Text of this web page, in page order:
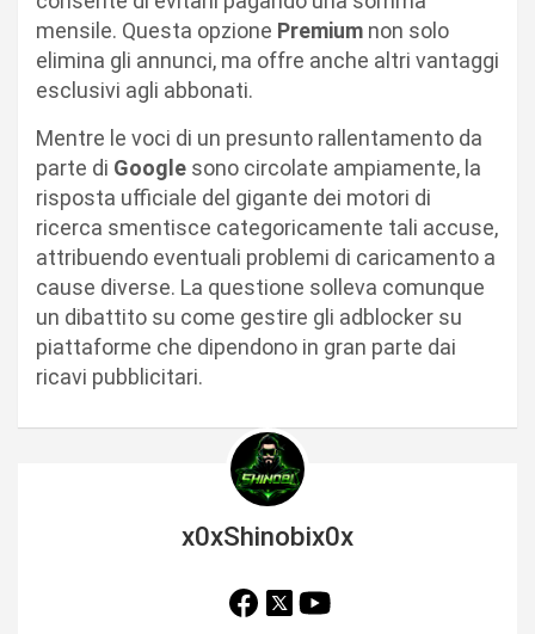
mensile. Questa opzione Premium non solo
elimina gli annunci, ma offre anche altri vantaggi
esclusivi agli abbonati.
Mentre le voci di un presunto rallentamento da
parte di Google sono circolate ampiamente, la
risposta ufficiale del gigante dei motori di
ricerca smentisce categoricamente tali accuse,
attribuendo eventuali problemi di caricamento a
cause diverse. La questione solleva comunque
un dibattito su come gestire gli adblocker su
piattaforme che dipendono in gran parte dai
ricavi pubblicitari.
x0xShinobix0x